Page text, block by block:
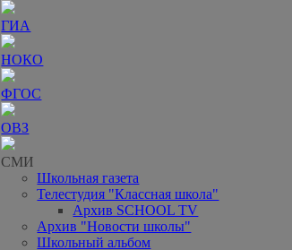
ГИА
НОКО
ФГОС
ОВЗ
СМИ
Школьная газета
Телестудия "Классная школа"
Архив SCHOOL TV
Архив "Новости школы"
Школьный альбом